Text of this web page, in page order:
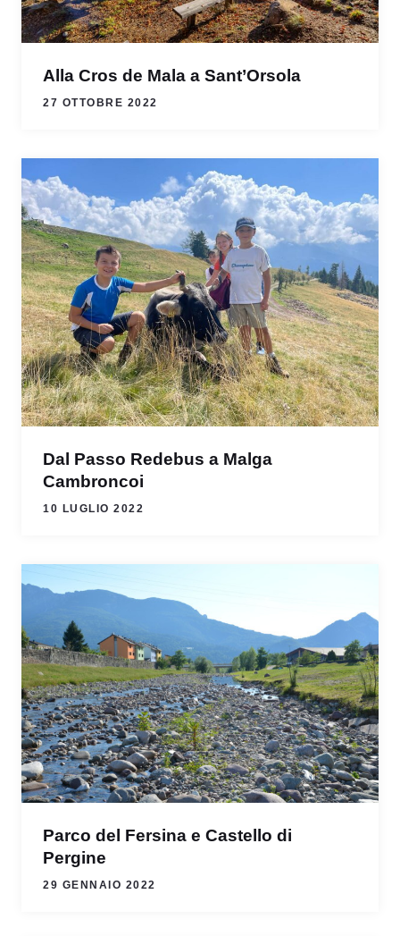
Alla Cros de Mala a Sant’Orsola
27 OTTOBRE 2022
Dal Passo Redebus a Malga
Cambroncoi
10 LUGLIO 2022
Parco del Fersina e Castello di
Pergine
29 GENNAIO 2022